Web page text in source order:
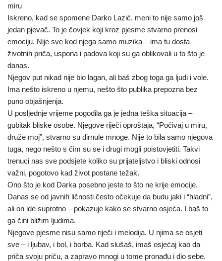
miru
Iskreno, kad se spomene Darko Lazić, meni to nije samo još
jedan pjevač. To je čovjek koji kroz pjesme stvarno prenosi
emociju. Nije sve kod njega samo muzika – ima tu dosta
životnih priča, uspona i padova koji su ga oblikovali u to što je
danas.
Njegov put nikad nije bio lagan, ali baš zbog toga ga ljudi i vole.
Ima nešto iskreno u njemu, nešto što publika prepozna bez
puno objašnjenja.
U posljednje vrijeme pogodila ga je jedna teška situacija –
gubitak bliske osobe. Njegove riječi oproštaja, “Počivaj u miru,
druže moj”, stvarno su dirnule mnoge. Nije to bila samo njegova
tuga, nego nešto s čim su se i drugi mogli poistovjetiti. Takvi
trenuci nas sve podsjete koliko su prijateljstvo i bliski odnosi
važni, pogotovo kad život postane težak.
Ono što je kod Darka posebno jeste to što ne krije emocije.
Danas se od javnih ličnosti često očekuje da budu jaki i “hladni”,
ali on ide suprotno – pokazuje kako se stvarno osjeća. I baš to
ga čini bližim ljudima.
Njegove pjesme nisu samo riječi i melodija. U njima se osjeti
sve – i ljubav, i bol, i borba. Kad slušaš, imaš osjećaj kao da
priča svoju priču, a zapravo mnogi u tome pronađu i dio sebe.